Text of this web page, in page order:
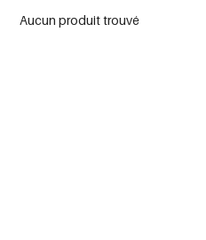
Aucun produit trouvé